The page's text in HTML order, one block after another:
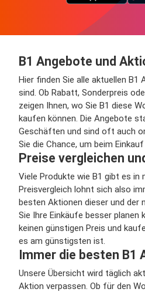
B1 Angebote und
Hier finden Sie alle aktuellen B1
sind. Ob Rabatt, Sonderpreis
zeigen Ihnen, wo Sie B1 diese
kaufen können. Die Angebote
Geschäften und sind oft auch
Sie die Chance, um beim Einkauf
Preise vergleichen
Viele Produkte wie B1 gibt es in
Preisvergleich lohnt sich also
besten Aktionen dieser und der
Sie Ihre Einkäufe besser planen
keinen günstigen Preis und
es am günstigsten ist.
Immer die besten B1
Unsere Übersicht wird täglich
Aktion verpassen. Ob für den